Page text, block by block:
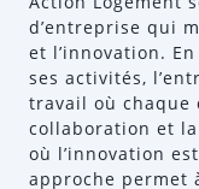
d’entreprise qui
et l’innovation.
ses activités,
travail où chaque
collaboration et
où l’innovation
approche permet